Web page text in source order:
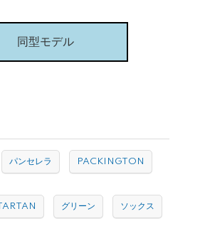
同型モデル
パンセレラ PACKINGTON
TARTAN グリーン ソックス